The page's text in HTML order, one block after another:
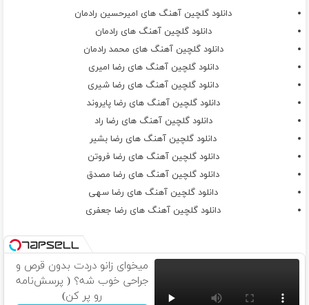
دانلود گلچین آهنگ های امیرحسین رادمان
دانلود گلچین آهنگ های رادمان
دانلود گلچین آهنگ های محمد رادمان
دانلود گلچین آهنگ های رضا امیری
دانلود گلچین آهنگ های رضا شیری
دانلود گلچین آهنگ های رضا پایروند
دانلود گلچین آهنگ های رضا راد
دانلود گلچین آهنگ های رضا بشیر
دانلود گلچین آهنگ های رضا فروتن
دانلود گلچین آهنگ های رضا مصدق
دانلود گلچین آهنگ های رضا سهی
دانلود گلچین آهنگ های رضا جعفری
میخوای زانو دردت بدون قرص و
جراحی خوب شه؟ ( پرسش‌نامه
رو پر کن)